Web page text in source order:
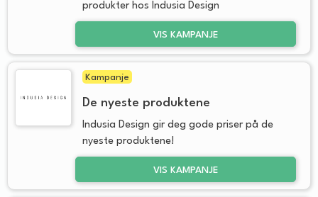
produkter hos Indusia Design
VIS KAMPANJE
Kampanje
De nyeste produktene
Indusia Design gir deg gode priser på de
nyeste produktene!
VIS KAMPANJE